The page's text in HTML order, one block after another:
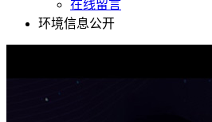
在线留言
环境信息公开